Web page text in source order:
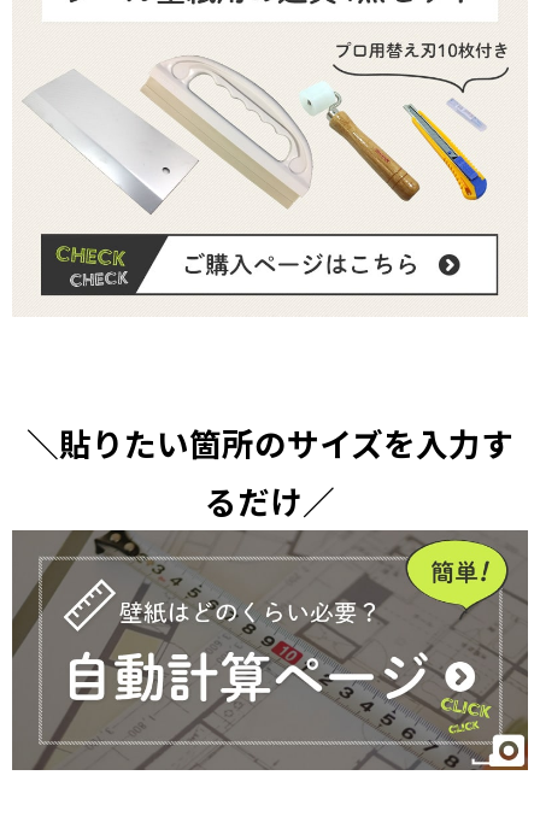
＼貼りたい箇所のサイズを入力す
るだけ／